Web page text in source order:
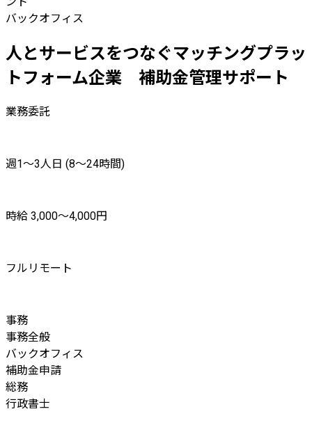
バックオフィス
人とサービスをつなぐマッチングプラッ
トフォーム企業 補助金管理サポート
業務委託
週1〜3人日 (8〜24時間)
時給 3,000〜4,000円
フルリモート
事務
事務全般
バックオフィス
補助金申請
総務
行政書士